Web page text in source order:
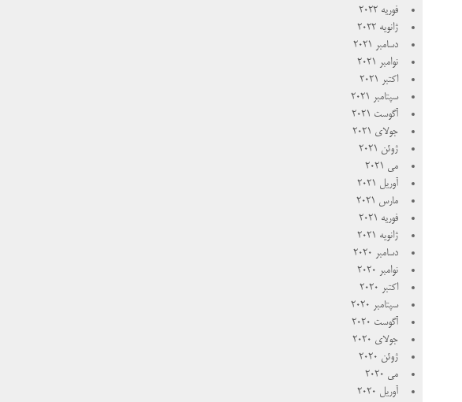
فوریه 2022
ژانویه 2022
دسامبر 2021
نوامبر 2021
اکتبر 2021
سپتامبر 2021
آگوست 2021
جولای 2021
ژوئن 2021
می 2021
آوریل 2021
مارس 2021
فوریه 2021
ژانویه 2021
دسامبر 2020
نوامبر 2020
اکتبر 2020
سپتامبر 2020
آگوست 2020
جولای 2020
ژوئن 2020
می 2020
آوریل 2020